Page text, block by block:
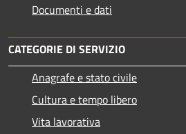
Documenti e dati
CATEGORIE DI SERVIZIO
Anagrafe e stato civile
Cultura e tempo libero
Vita lavorativa